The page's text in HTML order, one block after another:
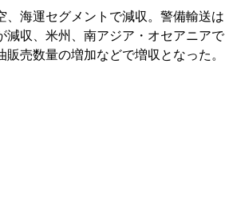
海運セグメントで減収。警備輸送は
収、米州、南アジア・オセアニアで
売数量の増加などで増収となった。